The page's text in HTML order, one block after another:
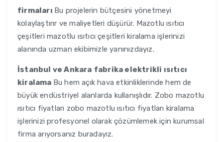
firmaları Bu projelerin bütçesini yönetmeyi
kolaylaştırır ve maliyetleri düşürür. Mazotlu ısıtıcı
çeşitleri mazotlu ısıtıcı çeşitleri kiralama işlerinizi
alanında uzman ekibimizle yanınızdayız.
İstanbul ve Ankara fabrika elektrikli ısıtıcı
kiralama Bu hem açık hava etkinliklerinde hem de
büyük endüstriyel alanlarda kullanışlıdır. Zobo mazotlu
ısıtıcı fiyatları zobo mazotlu ısıtıcı fiyatları kiralama
işlerinizi profesyonel olarak çözümlemek için kurumsal
firma arıyorsanız buradayız.